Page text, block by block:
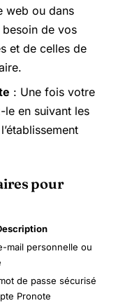
web ou dans
besoin de vos
et de celles de
: Une fois votre
en suivant les
pour
mail personnelle ou
de passe sécurisé
Pronote